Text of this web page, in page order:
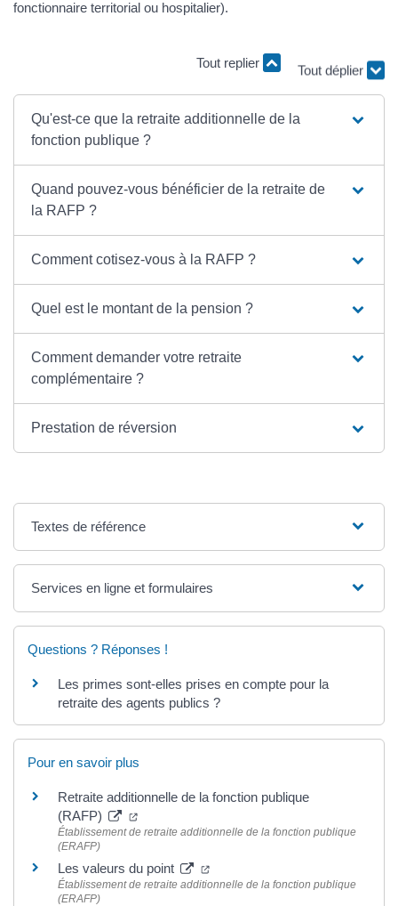
fonctionnaire territorial ou hospitalier).
Tout replier
Tout déplier
Qu'est-ce que la retraite additionnelle de la
fonction publique ?
Quand pouvez-vous bénéficier de la retraite de
la RAFP ?
Comment cotisez-vous à la RAFP ?
Quel est le montant de la pension ?
Comment demander votre retraite
complémentaire ?
Prestation de réversion
Textes de référence
Services en ligne et formulaires
Questions ? Réponses !
Les primes sont-elles prises en compte pour la
retraite des agents publics ?
Pour en savoir plus
Retraite additionnelle de la fonction publique
(RAFP)
Établissement de retraite additionnelle de la fonction publique
(ERAFP)
Les valeurs du point
Établissement de retraite additionnelle de la fonction publique
(ERAFP)